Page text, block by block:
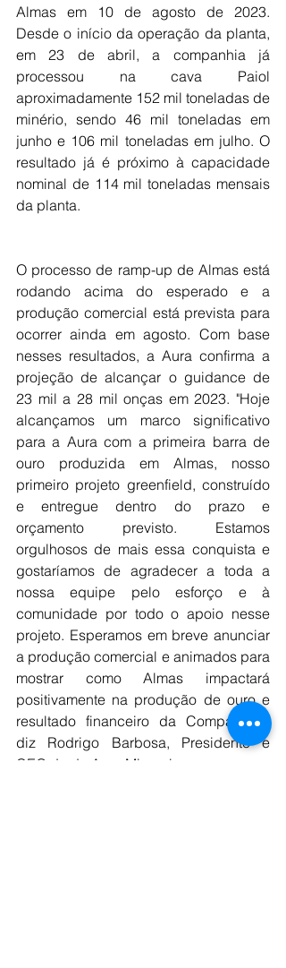
Almas em 10 de agosto de 2023.
Desde o início da operação da planta,
em 23 de abril, a companhia já
processou na cava Paiol
aproximadamente 152 mil toneladas de
minério, sendo 46 mil toneladas em
junho e 106 mil toneladas em julho. O
resultado já é próximo à capacidade
nominal de 114 mil toneladas mensais
da planta.
O processo de ramp-up de Almas está
rodando acima do esperado e a
produção comercial está prevista para
ocorrer ainda em agosto. Com base
nesses resultados, a Aura confirma a
projeção de alcançar o guidance de
23 mil a 28 mil onças em 2023. "Hoje
alcançamos um marco significativo
para a Aura com a primeira barra de
ouro produzida em Almas, nosso
primeiro projeto greenfield, construído
e entregue dentro do prazo e
orçamento previsto. Estamos
orgulhosos de mais essa conquista e
gostaríamos de agradecer a toda a
nossa equipe pelo esforço e à
comunidade por todo o apoio nesse
projeto. Esperamos em breve anunciar
a produção comercial e animados para
mostrar como Almas impactará
positivamente na produção de ouro e
resultado financeiro da Companhia”,
diz Rodrigo Barbosa, Presidente e
CEO da da Aura Minerals.